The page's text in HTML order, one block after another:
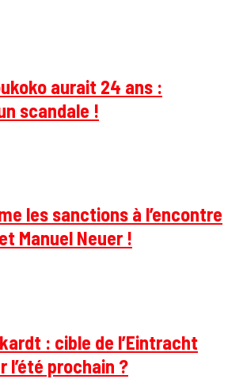
aurait 24 ans :
scandale !
les sanctions à l’encontre
Manuel Neuer !
: cible de l’Eintracht
l’été prochain ?